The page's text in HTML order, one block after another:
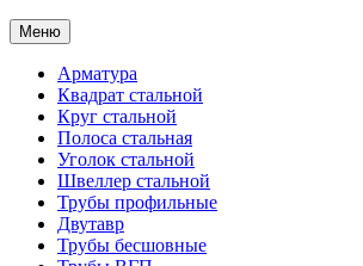
Меню
Арматура
Квадрат стальной
Круг стальной
Полоса стальная
Уголок стальной
Швеллер стальной
Трубы профильные
Двутавр
Трубы бесшовные